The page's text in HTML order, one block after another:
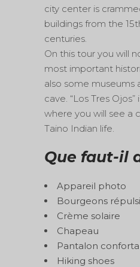
city center is
buildings from the
centuries.
On this tour you will
most important
also some museums
cave. “Los Tres
where you will see a
Taino Indian life.
Que faut-il
Appareil photo
Bourgeons
Crème solaire
Chapeau
Pantalon
Hiking shoes